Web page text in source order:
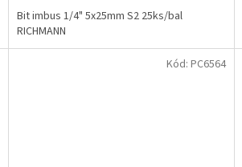
Bit imbus 1/4" 5x25mm S2 25ks/bal
RICHMANN
Kód: PC6564